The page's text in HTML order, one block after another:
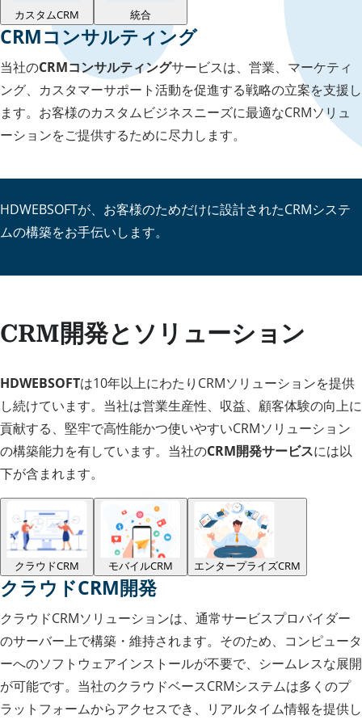
カスタムCRM 統合
CRMコンサルティング
当社のCRMコンサルティングサービスは、営業、マーケティ
ング、カスタマーサポート活動を促進する戦略の立案を支援し
ます。お客様のカスタムビジネスニーズに最適なCRMソリュ
ーションをご提供するために尽力します。
HDWEBSOFTが、お客様のためだけに設計されたCRMシステ
ムの構築をお手伝いします。
CRM開発とソリューション
HDWEBSOFTは10年以上にわたりCRMソリューションを提供
し続けています。当社は営業生産性、収益、顧客体験の向上に
貢献する、堅牢で高性能かつ使いやすいCRMソリューション
の構築能力を有しています。当社のCRM開発サービスには以
下が含まれます。
クラウドCRM モバイルCRM エンタープライズCRM
クラウドCRM開発
クラウドCRMソリューションは、通常サービスプロバイダー
のサーバー上で構築・維持されます。そのため、コンピュータ
ーへのソフトウェアインストールが不要で、シームレスな展開
が可能です。当社のクラウドベースCRMシステムは多くのプ
ラットフォームからアクセスでき、リアルタイム情報を提供し